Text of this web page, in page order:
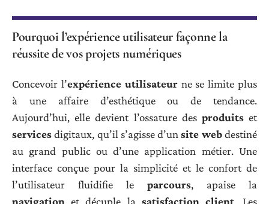
Pourquoi l’expérience utilisateur façonne la
réussite de vos projets numériques
Concevoir l’expérience utilisateurne se limite plus
à une affaire d’esthétique ou de tendance.
Aujourd’hui, elle devient l’ossature des produitset
servicesdigitaux, qu’il s’agisse d’unsite webdestiné
au grand public ou d’une application métier. Une
interface conçue pour la simplicité et le confort de
l’utilisateur fluidifie le parcours, apaise la
navigation et décuple la satisfaction client. Les